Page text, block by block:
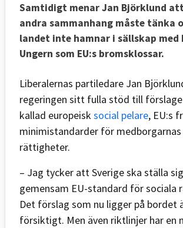
Samtidigt menar Jan Björklund
andra sammanhang måste tänka
landet inte hamnar i sällskap med
Ungern som EU:s bromsklossar.
Liberalernas partiledare Jan
regeringen sitt fulla stöd till
kallad europeisk social pelare, EU:s
minimistandarder för medborgarnas
rättigheter.
– Jag tycker att Sverige ska ställa
gemensam EU-standard för sociala
Det förslag som nu ligger på bordet
försiktigt. Men även riktlinjer har en